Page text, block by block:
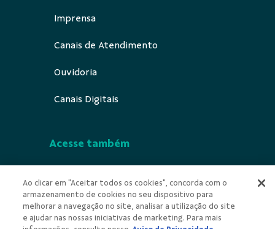
Imprensa
Canais de Atendimento
Ouvidoria
Canais Digitais
Acesse também
Indícios de Ilícitude
Ao clicar em "Aceitar todos os cookies", concorda com o
armazenamento de cookies no seu dispositivo para
melhorar a navegação no site, analisar a utilização do site
e ajudar nas nossas iniciativas de marketing. Para mais